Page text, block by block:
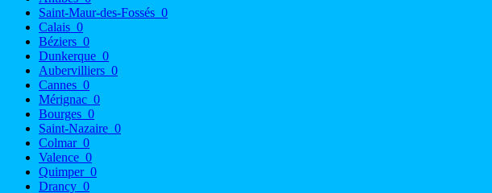
Saint-Maur-des-Fossés 0
Calais 0
Béziers 0
Dunkerque 0
Aubervilliers 0
Cannes 0
Mérignac 0
Bourges 0
Saint-Nazaire 0
Colmar 0
Valence 0
Quimper 0
Drancy 0